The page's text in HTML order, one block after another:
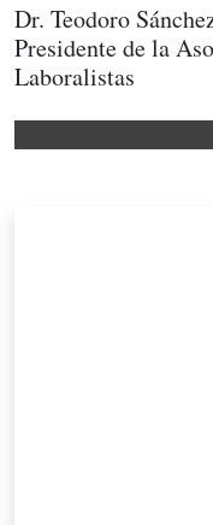
Dr. Teodoro
Presidente de la
Laboralistas